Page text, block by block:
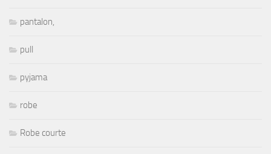
pantalon,
pull
pyjama
robe
Robe courte